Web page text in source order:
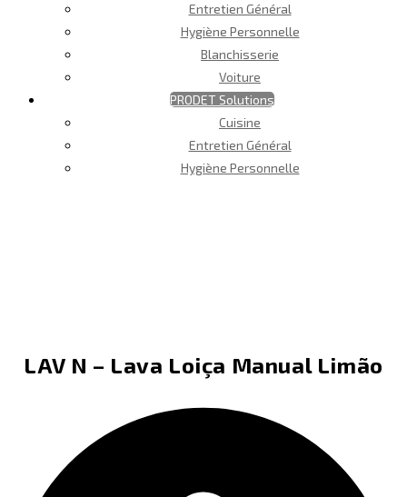
Entretien Général
Hygiène Personnelle
Blanchisserie
Voiture
PRODET Solutions
Cuisine
Entretien Général
Hygiène Personnelle
LAV N – Lava Loiça Manual Limão